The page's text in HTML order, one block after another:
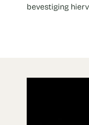
bevestiging